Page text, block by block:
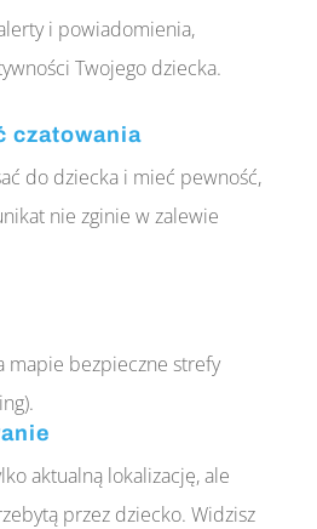
i powiadomienia,
Twojego dziecka.
czatowania
do dziecka i mieć pewność,
nie zginie w zalewie
mapie bezpieczne strefy
aktualną lokalizację, ale
przez dziecko. Widzisz